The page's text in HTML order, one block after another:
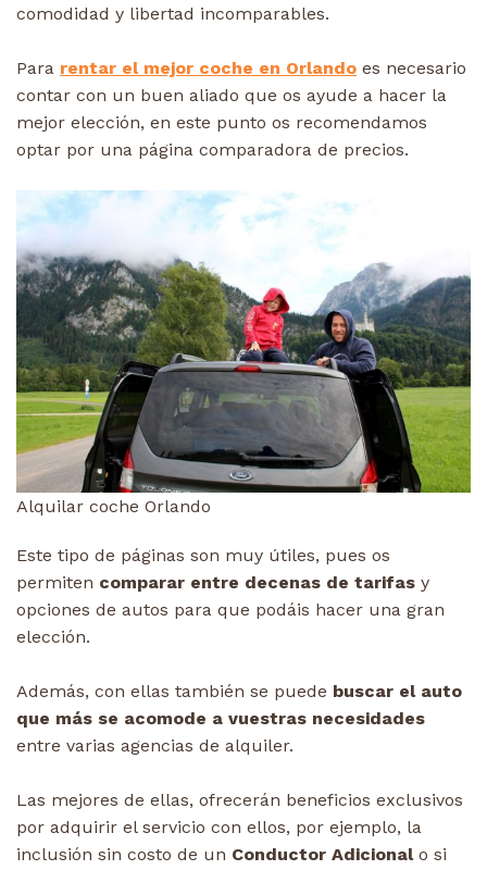
comodidad y libertad incomparables.
Para rentar el mejor coche en Orlando es necesario
contar con un buen aliado que os ayude a hacer la
mejor elección, en este punto os recomendamos
optar por una página comparadora de precios.
Alquilar coche Orlando
Este tipo de páginas son muy útiles, pues os
permiten comparar entre decenas de tarifas y
opciones de autos para que podáis hacer una gran
elección.
Además, con ellas también se puede buscar el auto
que más se acomode a vuestras necesidades
entre varias agencias de alquiler.
Las mejores de ellas, ofrecerán beneficios exclusivos
por adquirir el servicio con ellos, por ejemplo, la
inclusión sin costo de un Conductor Adicionalo si